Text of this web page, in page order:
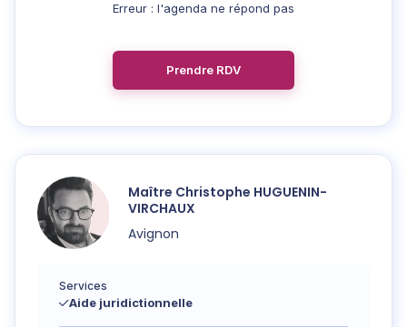
Erreur : l'agenda ne répond pas
Prendre RDV
Maître Christophe HUGUENIN-
VIRCHAUX
Avignon
Services
Aide juridictionnelle